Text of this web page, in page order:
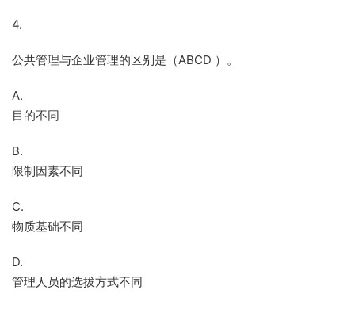
4.
公共管理与企业管理的区别是（ABCD ）。
A.
目的不同
B.
限制因素不同
C.
物质基础不同
D.
管理人员的选拔方式不同